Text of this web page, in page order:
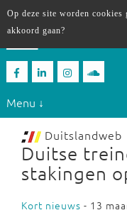
Menu ↓
Duitslandweb
Duitse
stakingen
Kort nieuws - 13
Op deze site worden
akkoord gaan?